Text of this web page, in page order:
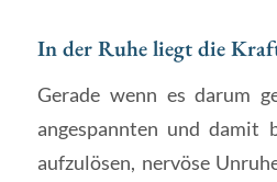
In der Ruhe liegt die
Gerade wenn es darum
angespannten und damit
aufzulösen, nervöse